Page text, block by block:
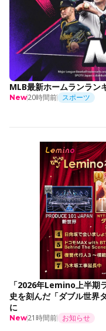
MLB最新ホームランラン
New20時間前 スポーツ
「2026年Lemino上半期
史を刻んだ「ダブル世界
に
New21時間前 お知らせ